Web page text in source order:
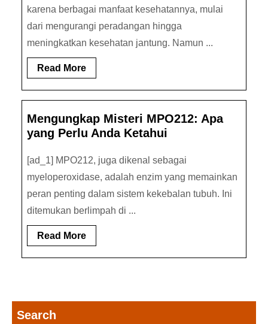
karena berbagai manfaat kesehatannya, mulai
dari mengurangi peradangan hingga
meningkatkan kesehatan jantung. Namun ...
Read MoreRead
More
Mengungkap Misteri MPO212: Apa
yang Perlu Anda Ketahui
[ad_1] MPO212, juga dikenal sebagai
myeloperoxidase, adalah enzim yang memainkan
peran penting dalam sistem kekebalan tubuh. Ini
ditemukan berlimpah di ...
Read MoreRead
More
Search